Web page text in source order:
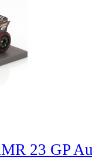
23 GP